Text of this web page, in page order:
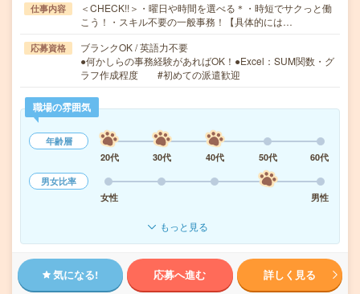
仕事内容
＜CHECK!!＞・曜日や時間を選べる＊・時短でサクっと働
こう！・スキル不要の一般事務！【具体的には…
応募資格
ブランクOK / 英語力不要
●何かしらの事務経験があればOK！●Excel：SUM関数・グ
ラフ作成程度 #初めての派遣歓迎
職場の雰囲気
年齢層
20代
30代 40代 50代
60代
男女比率
女性
男性
もっと見る
気になる! 応募へ進む 詳しく見る